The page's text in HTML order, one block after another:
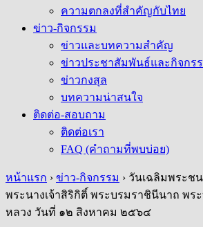
ความตกลงที่สำคัญกับไทย
ข่าว-กิจกรรม
ข่าวและบทความสำคัญ
ข่าวประชาสัมพันธ์และกิจกร
ข่าวกงสุล
บทความน่าสนใจ
ติดต่อ-สอบถาม
ติดต่อเรา
FAQ (คำถามที่พบบ่อย)
หน้าแรก › ข่าว-กิจกรรม › วันเฉลิมพระช
พระนางเจ้าสิริกิติ์ พระบรมราชินีนาถ พ
หลวง วันที่ ๑๒ สิงหาคม ๒๕๖๔